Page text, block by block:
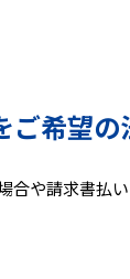
ご希望の
合や請求書払